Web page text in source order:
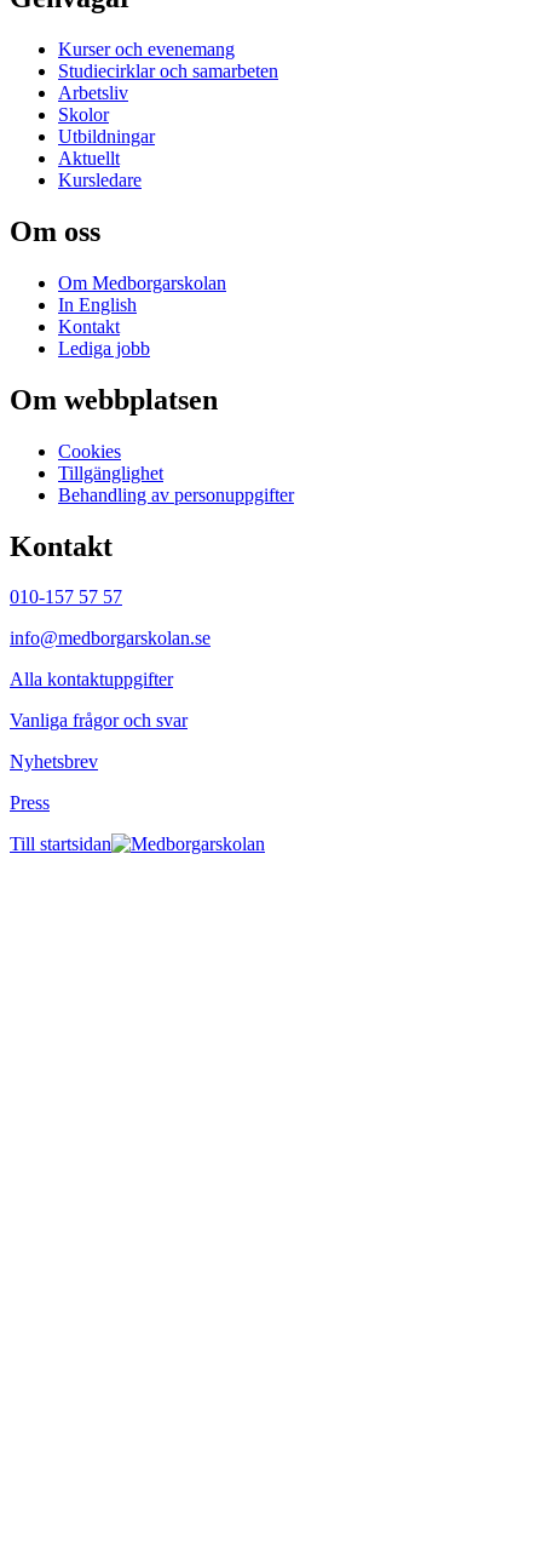
Kurser och evenemang
Studiecirklar och samarbeten
Arbetsliv
Skolor
Utbildningar
Aktuellt
Kursledare
Om oss
Om Medborgarskolan
In English
Kontakt
Lediga jobb
Om webbplatsen
Cookies
Tillgänglighet
Behandling av personuppgifter
Kontakt
010-157 57 57
info@medborgarskolan.se
Alla kontaktuppgifter
Vanliga frågor och svar
Nyhetsbrev
Press
Till startsidan